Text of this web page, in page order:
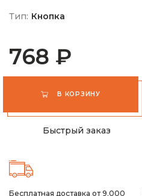
Тип: Кнопка
768 ₽
В КОРЗИНУ
Быстрый заказ
Бесплатная доставка от 9.000